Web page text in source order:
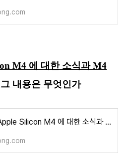
M4 에 대한 소식과 M4
내용은 무엇인가
새로운 Apple Silicon M4 에 대한 소식과 M4 Ultra 코드명 등장? 그 내용은 무엇인가